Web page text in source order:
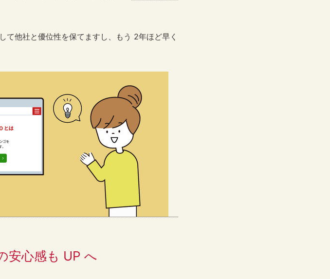
他社と優位性を保てますし、もう 2年ほど早く
安心感も UP へ